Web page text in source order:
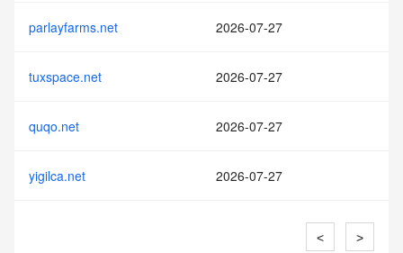
parlayfarms.net 2026-07-27
tuxspace.net 2026-07-27
quqo.net 2026-07-27
yigilca.net 2026-07-27
< >